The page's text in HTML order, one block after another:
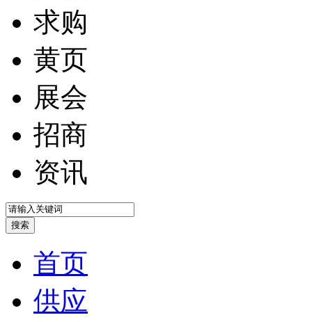
求购
黄页
展会
招商
资讯
首页
供应